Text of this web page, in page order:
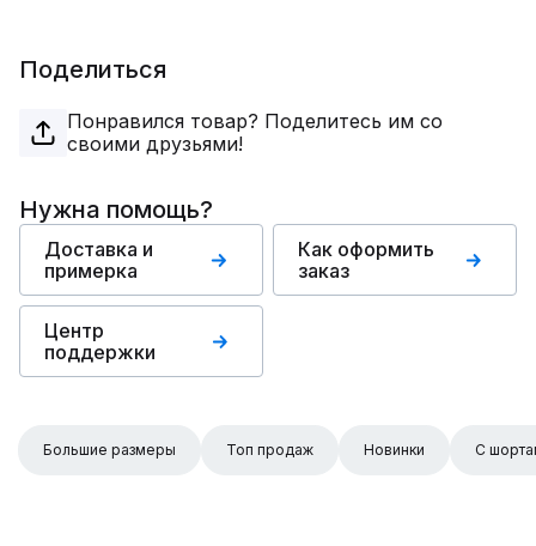
Поделиться
Понравился товар? Поделитесь им со
своими друзьями!
Нужна помощь?
Доставка и
примерка
Как оформить
заказ
Центр
поддержки
Большие размеры Топ продаж Новинки С